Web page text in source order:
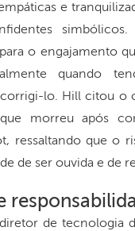
e
simbólicos.
o engajamento
quando
lo. Hill citou o
morreu após
ressaltando que o
de ser ouvida e de
de tecnologia